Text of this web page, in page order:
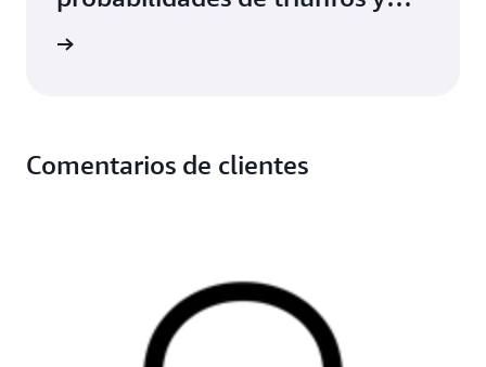
cortes en varias plataformas
Comentarios de clientes